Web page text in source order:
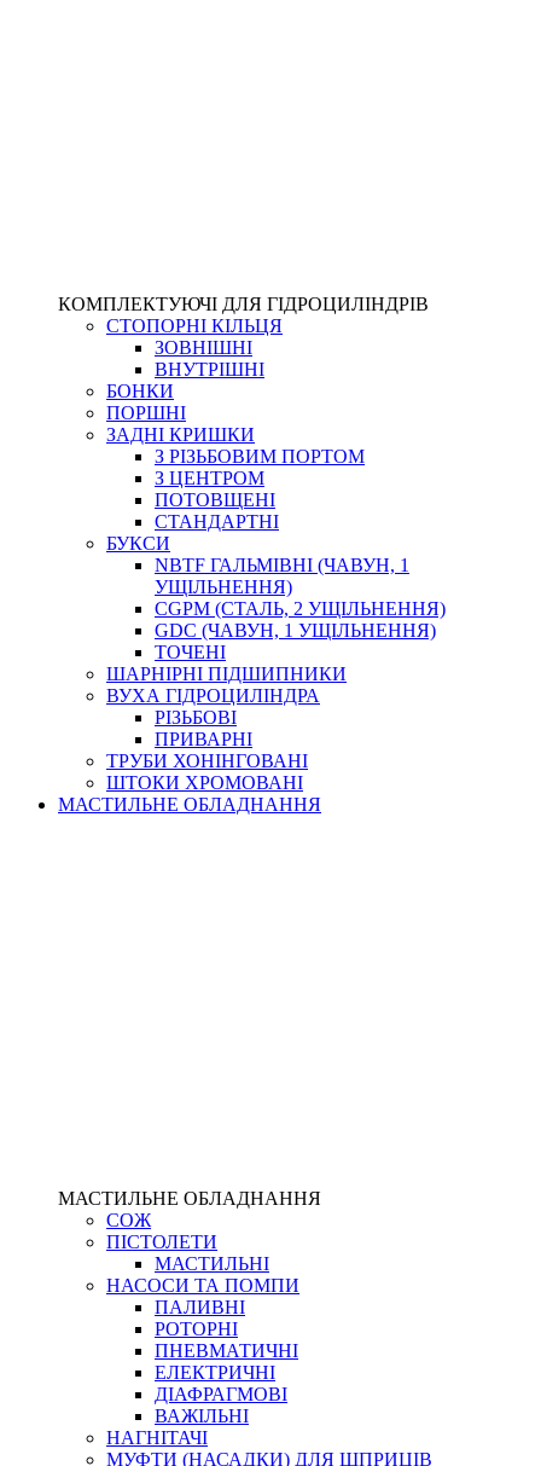
КОМПЛЕКТУЮЧІ ДЛЯ ГІДРОЦИЛІНДРІВ
СТОПОРНІ КІЛЬЦЯ
ЗОВНІШНІ
ВНУТРІШНІ
БОНКИ
ПОРШНІ
ЗАДНІ КРИШКИ
З РІЗЬБОВИМ ПОРТОМ
З ЦЕНТРОМ
ПОТОВЩЕНІ
СТАНДАРТНІ
БУКСИ
NBTF ГАЛЬМІВНІ (ЧАВУН, 1
УЩІЛЬНЕННЯ)
CGPM (СТАЛЬ, 2 УЩІЛЬНЕННЯ)
GDC (ЧАВУН, 1 УЩІЛЬНЕННЯ)
ТОЧЕНІ
ШАРНІРНІ ПІДШИПНИКИ
ВУХА ГІДРОЦИЛІНДРА
РІЗЬБОВІ
ПРИВАРНІ
ТРУБИ ХОНІНГОВАНІ
ШТОКИ ХРОМОВАНІ
МАСТИЛЬНЕ ОБЛАДНАННЯ
МАСТИЛЬНЕ ОБЛАДНАННЯ
СОЖ
ПІСТОЛЕТИ
МАСТИЛЬНІ
НАСОСИ ТА ПОМПИ
ПАЛИВНІ
РОТОРНІ
ПНЕВМАТИЧНІ
ЕЛЕКТРИЧНІ
ДІАФРАГМОВІ
ВАЖІЛЬНІ
НАГНІТАЧІ
МУФТИ (НАСАДКИ) ДЛЯ ШПРИЦІВ